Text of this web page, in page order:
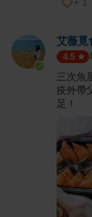
+ 1
艾薇覓
4.5
三次魚
疫外帶
足！